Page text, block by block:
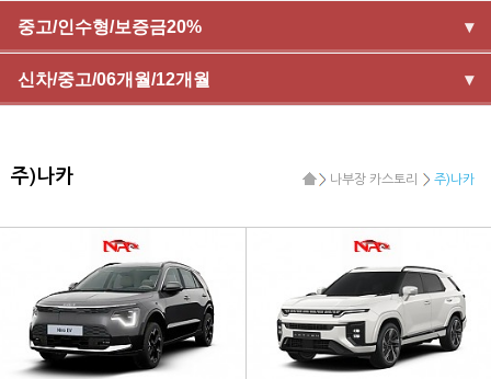
중고/인수형/보증금20% ▾
신차/중고/06개월/12개월 ▾
주)나카 나부장 카스토리 주)나카